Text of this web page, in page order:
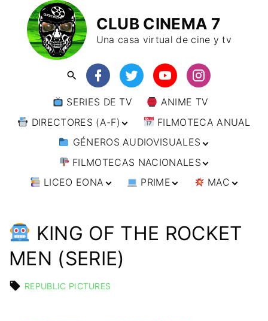
CLUB CINEMA 7
Una casa virtual de cine y tv
SERIES DE TV
ANIME TV
DIRECTORES (A-F)
DIRECTORES (F-L)
DIRECTORES (L-
W)
FILMOTECA ANUAL
GÉNEROS AUDIOVISUALES
ANIMACIÓN
ARTES MARCIALES
CINE DOCUMENTAL
CINE NEGRO / CRIMEN /
ESPIONAJE
COMEDIA
FILMOTECAS NACIONALES
AFRICA
BRASIL
CHILE
ASIA
INDIA
JAPÓN
EUROPA
ALEMANIA
OCEANIA
LICEO EONA
TALLERES
ONLINE
FILM DOCTOR
IMAGEN & VIDEO
SERVICIOS DE
PRIME
IMPRESCINDIBLES
MAC
ANIME
🗨 CÓMICS
KING OF THE ROCKET
MEN (SERIE)
REPUBLIC PICTURES